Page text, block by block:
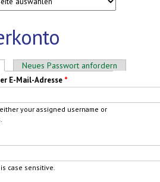
(aktiver Reiter)
Neues Passwort anfordern
E-Mail-Adresse *
your assigned username or
case sensitive.